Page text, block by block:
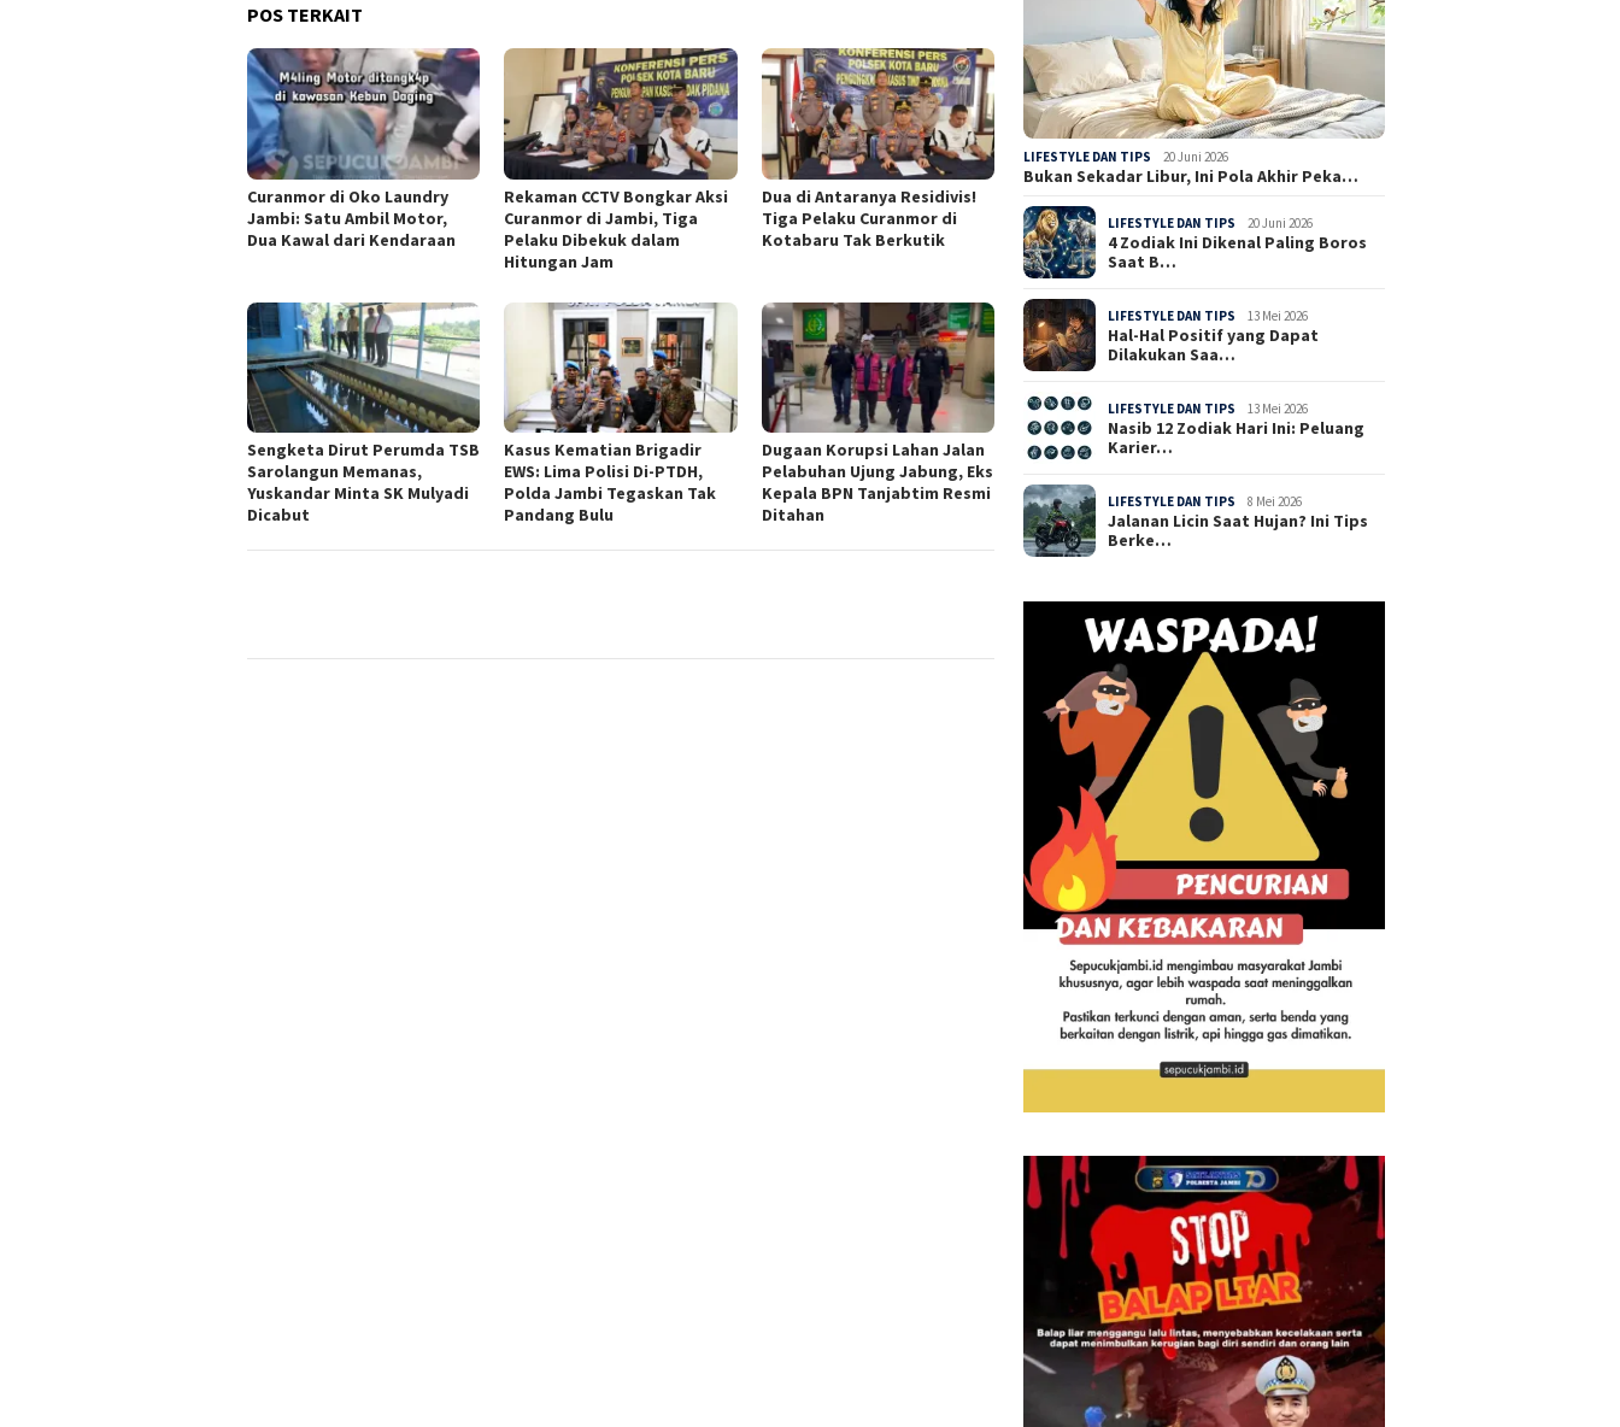
POS TERKAIT
Curanmor di Oko Laundry
Jambi: Satu Ambil Motor,
Dua Kawal dari Kendaraan
Rekaman CCTV Bongkar Aksi
Curanmor di Jambi, Tiga
Pelaku Dibekuk dalam
Hitungan Jam
Dua di Antaranya Residivis!
Tiga Pelaku Curanmor di
Kotabaru Tak Berkutik
Sengketa Dirut Perumda TSB
Sarolangun Memanas,
Yuskandar Minta SK Mulyadi
Dicabut
Kasus Kematian Brigadir
EWS: Lima Polisi Di-PTDH,
Polda Jambi Tegaskan Tak
Pandang Bulu
Dugaan Korupsi Lahan Jalan
Pelabuhan Ujung Jabung, Eks
Kepala BPN Tanjabtim Resmi
Ditahan
LIFESTYLE DAN TIPS 20 Juni 2026
Bukan Sekadar Libur, Ini Pola Akhir Peka…
LIFESTYLE DAN TIPS 20 Juni 2026
4 Zodiak Ini Dikenal Paling Boros
Saat B…
LIFESTYLE DAN TIPS 13 Mei 2026
Hal-Hal Positif yang Dapat
Dilakukan Saa…
LIFESTYLE DAN TIPS 13 Mei 2026
Nasib 12 Zodiak Hari Ini: Peluang
Karier…
LIFESTYLE DAN TIPS 8 Mei 2026
Jalanan Licin Saat Hujan? Ini Tips
Berke…